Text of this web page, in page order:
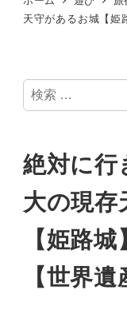
天守があるお城【姫
検
索
絶対に行
大の現
【姫路
【世界遺